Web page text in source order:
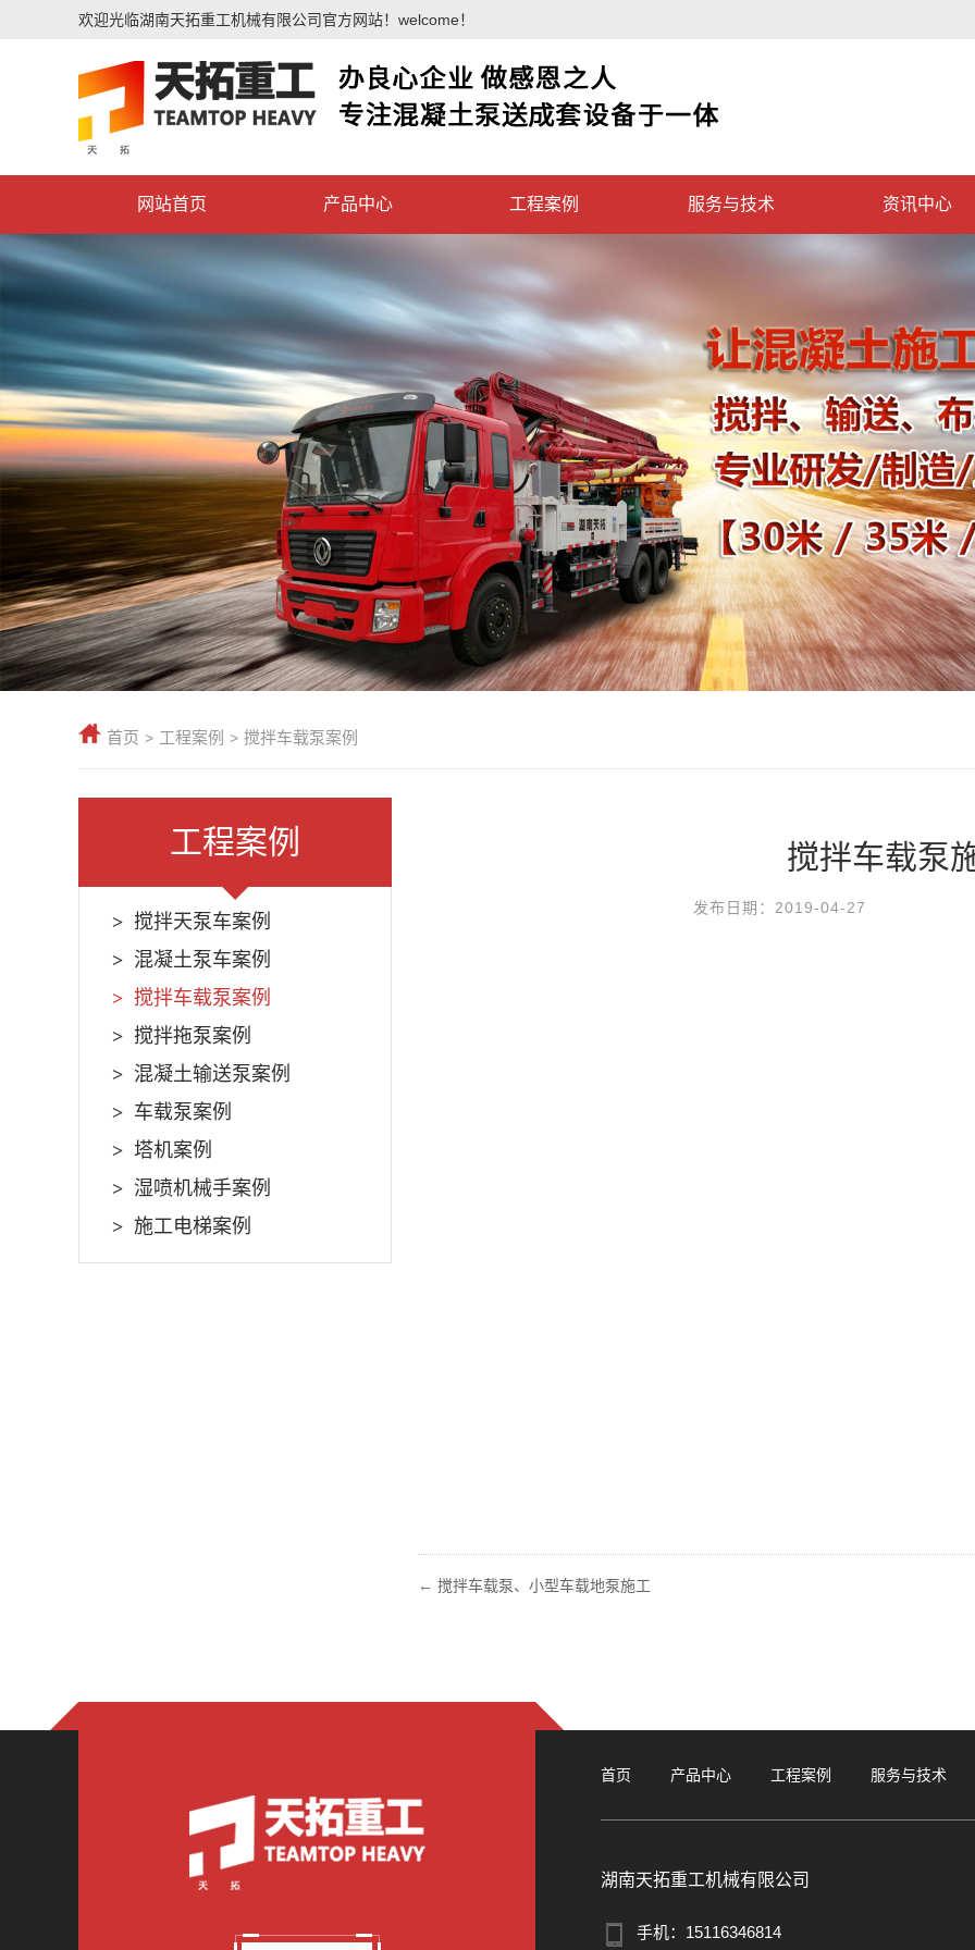
欢迎光临湖南天拓重工机械有限公司官方网站！welcome！
网站首页 产品中心 工程案例 服务与技术 资讯中心
首页 > 工程案例 > 搅拌车载泵案例
工程案例
搅拌天泵车案例
混凝土泵车案例
搅拌车载泵案例
搅拌拖泵案例
混凝土输送泵案例
车载泵案例
塔机案例
湿喷机械手案例
施工电梯案例
搅拌车载泵
发布日期：2019-04-27
← 搅拌车载泵、小型车载地泵施工
首页 产品中心 工程案例 服务与技术
湖南天拓重工机械有限公司
手机：15116346814